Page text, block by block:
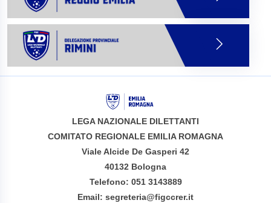
LEGA NAZIONALE DILETTANTI
COMITATO REGIONALE EMILIA ROMAGNA
Viale Alcide De Gasperi 42
40132 Bologna
Telefono: 051 3143889
Email: segreteria@figccrer.it